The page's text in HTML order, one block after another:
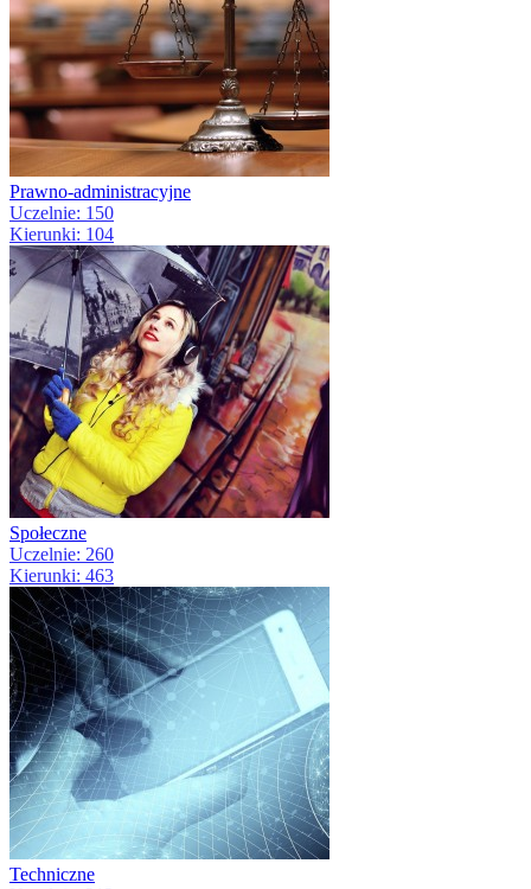
Prawno-administracyjne
Uczelnie: 150
Kierunki: 104
Społeczne
Uczelnie: 260
Kierunki: 463
Techniczne